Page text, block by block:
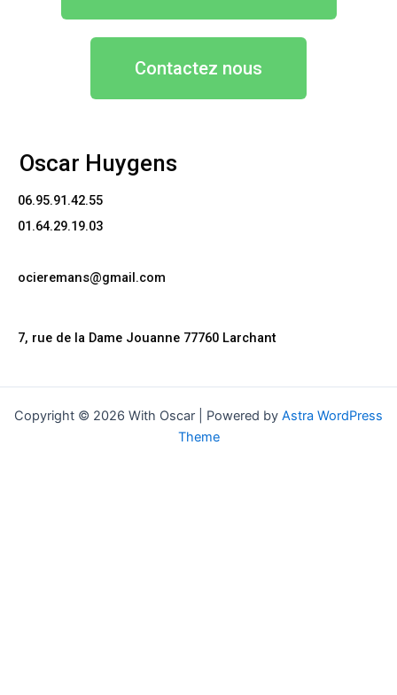
Contactez nous
Oscar Huygens
06.95.91.42.55
01.64.29.19.03
ocieremans@gmail.com
7, rue de la Dame Jouanne 77760 Larchant
Copyright © 2026 With Oscar | Powered by Astra WordPress
Theme